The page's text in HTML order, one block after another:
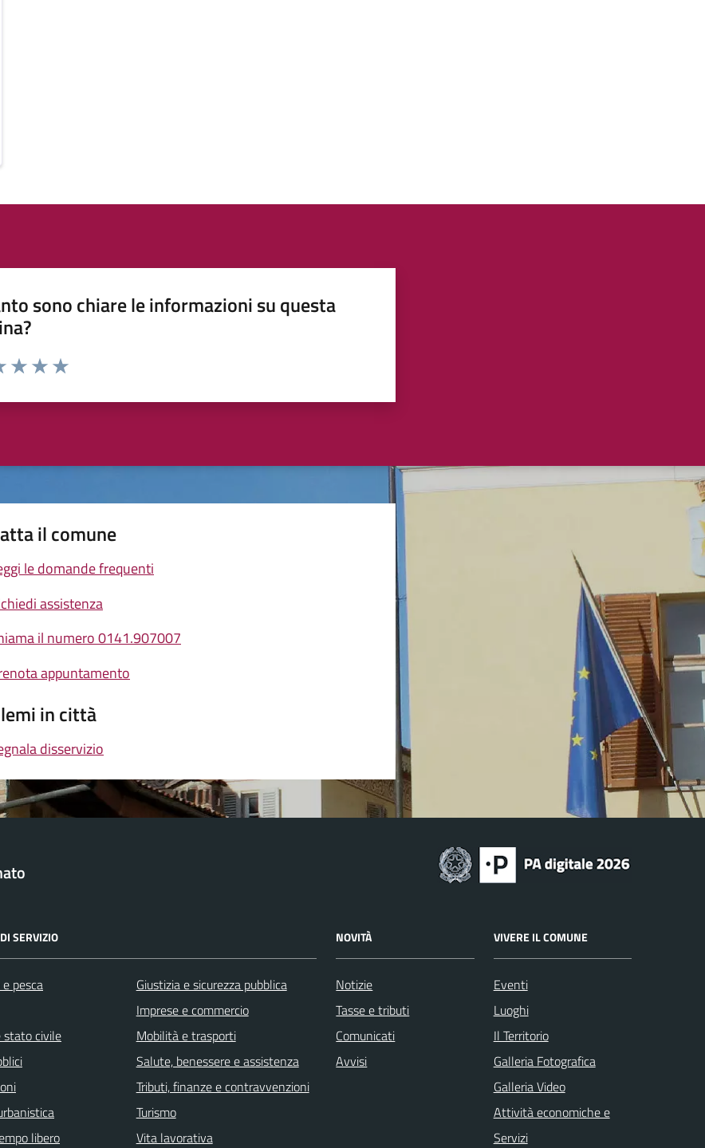
sono chiare le informazioni su questa
1 a 5 stelle la pagina
il comune
le domande frequenti
assistenza
il numero 0141.907007
appuntamento
in città
disservizio
SERVIZIO
pesca
stato civile
libero
Giustizia e sicurezza pubblica
Imprese e commercio
Mobilità e trasporti
Salute, benessere e assistenza
Tributi, finanze e contravvenzioni
Turismo
Vita lavorativa
NOVITÀ
Notizie
Tasse e tributi
Comunicati
Avvisi
VIVERE IL COMUNE
Eventi
Luoghi
Il Territorio
Galleria Fotografica
Galleria Video
Attività economiche e
Servizi